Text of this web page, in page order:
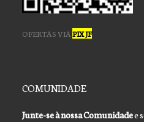
OFERTAS VIA PIX JF
COMUNIDADE
Junte-se à nossa Comunidadee